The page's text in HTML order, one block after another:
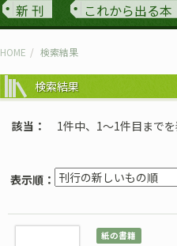
新 刊 これから出る本
HOME 検索結果
検索結果
該当 1件中、1〜1件目まで
表示順：
紙の書籍